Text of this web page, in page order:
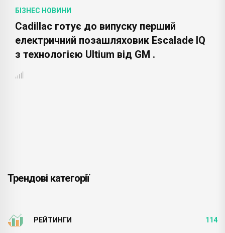
БІЗНЕС НОВИНИ
Cadillac готує до випуску перший
електричний позашляховик Escalade IQ
з технологією Ultium від GM .
Трендові категорії
РЕЙТИНГИ 114